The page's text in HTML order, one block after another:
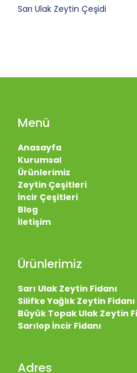
Sarı Ulak Zeytin Çeşidi
Menü
Anasayfa
Kurumsal
Ürünlerimiz
Zeytin Çeşitleri
İncir Çeşitleri
Blog
İletişim
Ürünlerimiz
Sarı Ulak Zeytin Fidanı
Silifke Yağlık Zeytin Fidanı
Büyük Topak Ulak Zeytin
Sarılop İncir Fidanı
Adres